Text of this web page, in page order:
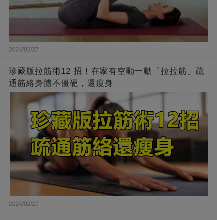
2024/02/27
珍藏版拉筋術12 招！在家有空動一動「拉拉筋」疏
通筋絡身體不僵硬，還瘦身
2024/02/27